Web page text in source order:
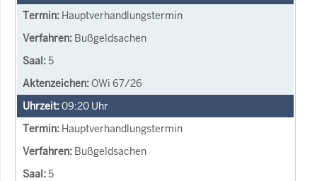
Hauptverhandlungstermin
Bußgeldsachen
5
OWi 67/26
09:20 Uhr
Hauptverhandlungstermin
Bußgeldsachen
5